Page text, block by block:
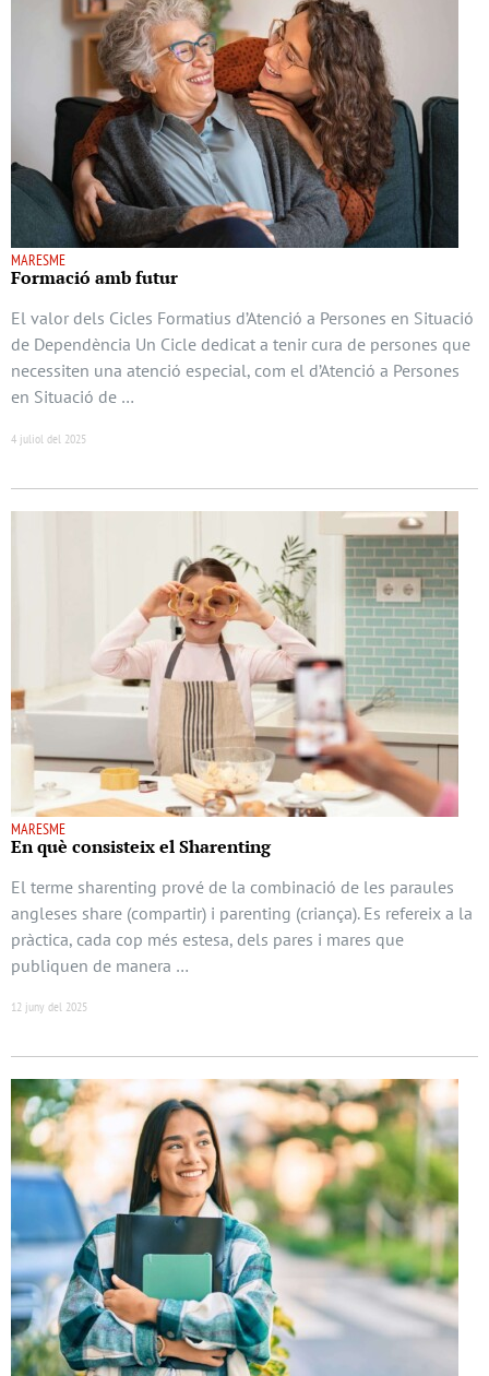
MARESME
Formació amb futur
El valor dels Cicles Formatius d’Atenció a Persones en Situació
de Dependència Un Cicle dedicat a tenir cura de persones que
necessiten una atenció especial, com el d’Atenció a Persones
en Situació de …
4 juliol del 2025
MARESME
En què consisteix el Sharenting
El terme sharenting prové de la combinació de les paraules
angleses share (compartir) i parenting (criança). Es refereix a la
pràctica, cada cop més estesa, dels pares i mares que
publiquen de manera …
12 juny del 2025